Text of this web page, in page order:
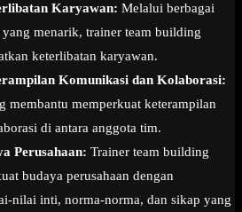
Karyawan: Melalui berbagai
menarik, trainer team building
keterlibatan karyawan.
Komunikasi dan Kolaborasi:
membantu memperkuat keterampilan
di antara anggota tim.
Perusahaan: Trainer team building
budaya perusahaan dengan
nilai inti, norma-norma, dan sikap yang